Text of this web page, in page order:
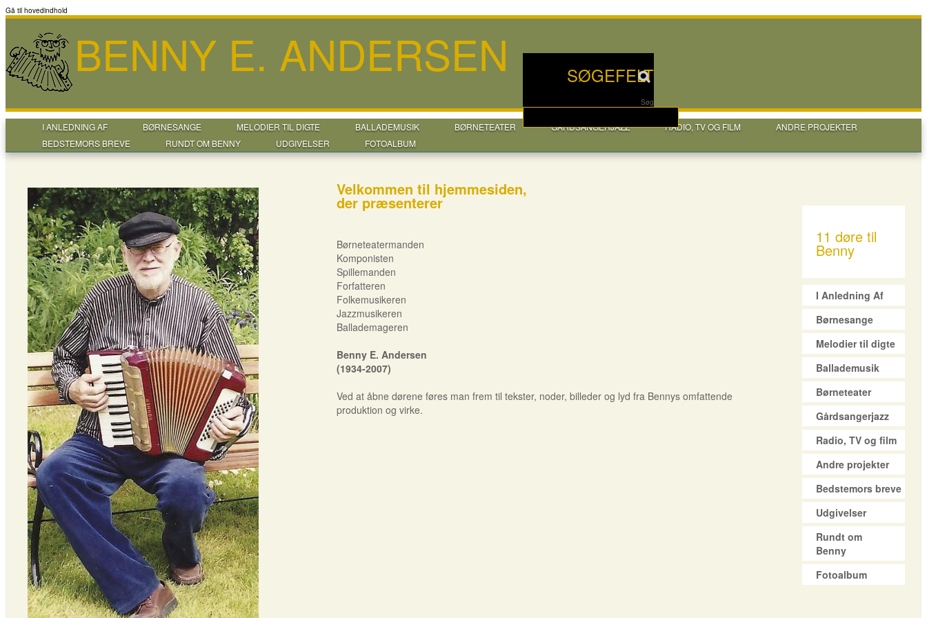
Gå til hovedindhold
SØGEFELT
Søg
BENNY E. ANDERSEN
I ANLEDNING AF BØRNESANGE MELODIER TIL DIGTE BALLADEMUSIK BØRNETEATER GÅRDSANGERJAZZ RADIO, TV OG FILM
ANDRE PROJEKTER
BEDSTEMORS BREVE
RUNDT OM BENNY UDGIVELSER FOTOALBUM
Velkommen til hjemmesiden,
der præsenterer
Børneteatermanden
Komponisten
Spillemanden
Forfatteren
Folkemusikeren
Jazzmusikeren
Ballademageren
Benny E. Andersen
(1934-2007)
Ved at åbne dørene føres man frem til tekster, noder, billeder og lyd fra Bennys omfattende
produktion og virke.
11 døre til
Benny
I Anledning Af
Børnesange
Melodier til digte
Ballademusik
Børneteater
Gårdsangerjazz
Radio, TV og film
Andre projekter
Bedstemors breve
Udgivelser
Rundt om
Benny
Fotoalbum